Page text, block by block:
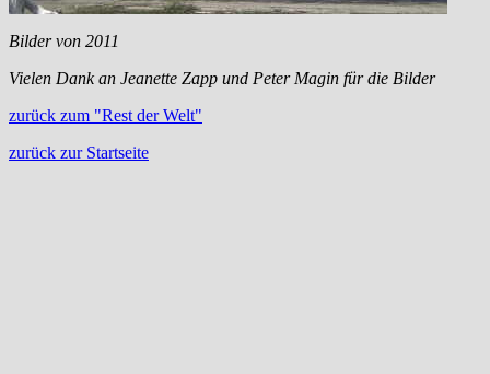
Bilder von 2011
Vielen Dank an Jeanette Zapp und Peter Magin für die Bilder
zurück zum "Rest der Welt"
zurück zur Startseite